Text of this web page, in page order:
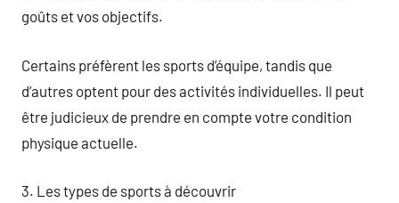
goûts et vos objectifs.
Certains préfèrent les sports d’équipe, tandis que
d’autres optent pour des activités individuelles. Il peut
être judicieux de prendre en compte votre condition
physique actuelle.
3. Les types de sports à découvrir